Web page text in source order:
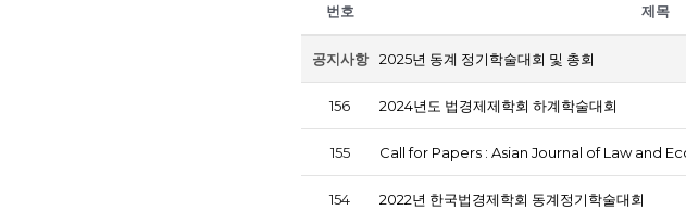
번호 제목
공지사항 2025년 동계 정기학술대회 및 총회
156 2024년도 법경제제학회 하계학술대회
155 Call for Papers : Asian Journal of Law and
154 2022년 한국법경제학회 동계정기학술대회